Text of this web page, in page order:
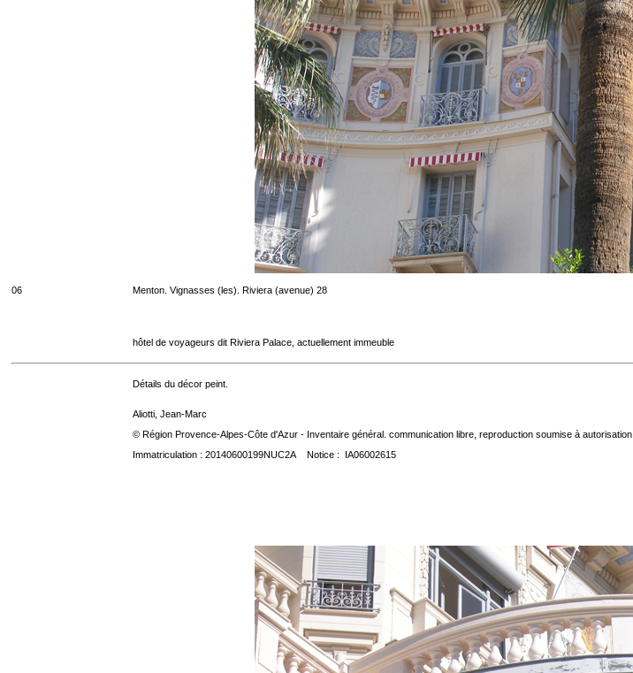
06 Menton. Vignasses (les). Riviera (avenue) 28
hôtel de voyageurs dit Riviera Palace, actuellement immeuble
Détails du décor peint.
Aliotti, Jean-Marc
© Région Provence-Alpes-Côte d'Azur - Inventaire général. communication libre, reproduction soumise à autorisation
Immatriculation : 20140600199NUC2A Notice : IA06002615